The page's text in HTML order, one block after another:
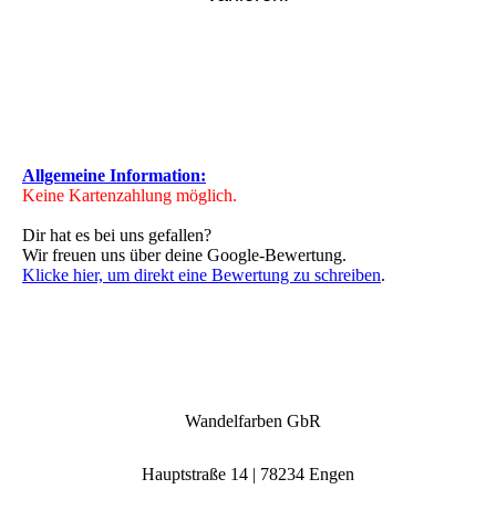
Allgemeine Information:
Keine Kartenzahlung möglich.
Dir hat es bei uns gefallen?
Wir freuen uns über deine Google-Bewertung.
Klicke hier, um direkt eine Bewertung zu schreiben.
Wandelfarben GbR
Hauptstraße 14 | 78234 Engen